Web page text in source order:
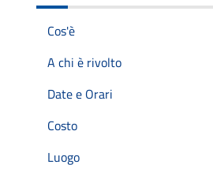
Cos'è
A chi è rivolto
Date e Orari
Costo
Luogo